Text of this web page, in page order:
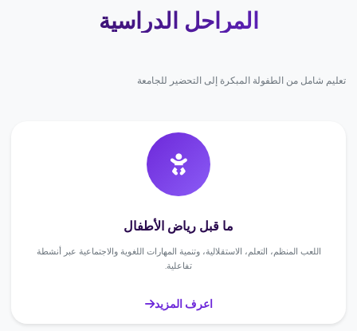
المراحل الدراسية
تعليم شامل من الطفولة المبكرة إلى التحضير للجامعة
ما قبل رياض الأطفال
اللعب المنظم، التعلم، الاستقلالية، وتنمية المهارات اللغوية والاجتماعية عبر أنشطة
تفاعلية.
اعرف المزيد